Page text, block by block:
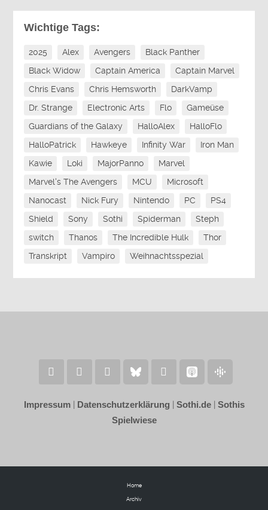
Wichtige Tags:
2025 Alex Avengers
Black Panther
Black Widow
Captain America
Captain Marvel
Chris Evans
Chris Hemsworth
DarkVamp
Dr. Strange
Electronic Arts Flo
Gameüse
Guardians of the Galaxy
HalloAlex
HalloFlo
HalloPatrick
Hawkeye Infinity War
Iron Man
Kawie
Loki MajorPanno
Marvel
Marvel's The Avengers
MCU
Microsoft
Nanocast
Nick Fury Nintendo PC
PS4
Shield
Sony Sothi Spiderman
Steph
switch
Thanos The Incredible Hulk
Thor
Transkript
Vampiro Weihnachtsspezial
Impressum| Datenschutzerklärung | Sothi.de| Sothis
Spielwiese
Home
Archiv